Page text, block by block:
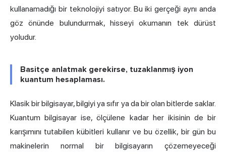
kullanamadığı bir teknolojiyi satıyor. Bu iki gerçeği aynı anda
göz önünde bulundurmak, hisseyi okumanın tek dürüst
yoludur.
Basitçe anlatmak gerekirse, tuzaklanmış iyon
kuantum hesaplaması.
Klasik bir bilgisayar, bilgiyi ya sıfır ya da bir olan bitlerde saklar.
Kuantum bilgisayar ise, ölçülene kadar her ikisinin de bir
karışımını tutabilen kübitleri kullanır ve bu özellik, bir gün bu
makinelerin normal bir bilgisayarın çözemeyeceği